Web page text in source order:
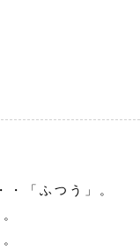
・「ふつう」。